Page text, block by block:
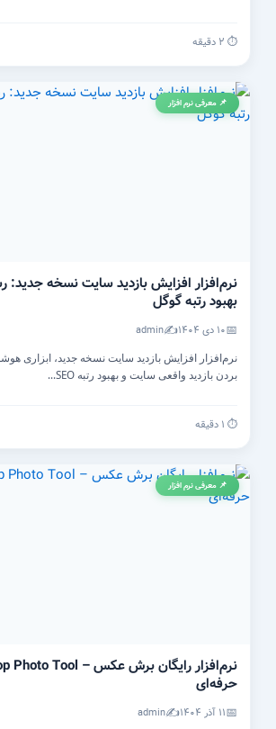
⏱️ ۲ دقیقه
📌 معرفی نرم افزار
نرم‌افزار افزایش بازدید سایت نسخه جدید:
بهبود رتبه گوگل
📅۱۰ دی ۱۴۰۴ ✍️
admin
نرم‌افزار افزایش بازدید سایت نسخه جدید، ابزاری
بردن بازدید واقعی سایت و بهبود رتبه SEO...
⏱️ ۱ دقیقه
📌 معرفی نرم افزار
حرفه‌ای
📅۱۱ آذر ۱۴۰۴ ✍️
admin